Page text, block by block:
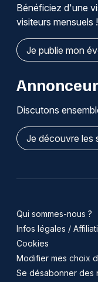
Bénéficiez d'une
visiteurs mensuels !
Je publie mon
Discutons
Je découvre les
Qui sommes-nous ?
Infos légales /
Cookies
Modifier mes choix
Se désabonner des